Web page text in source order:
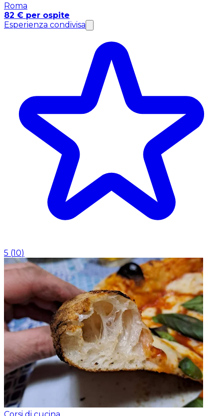
Roma
82 € per ospite
Esperienza condivisa
5 (10)